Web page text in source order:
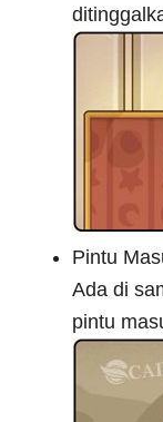
Pintu
Ada di
pintu